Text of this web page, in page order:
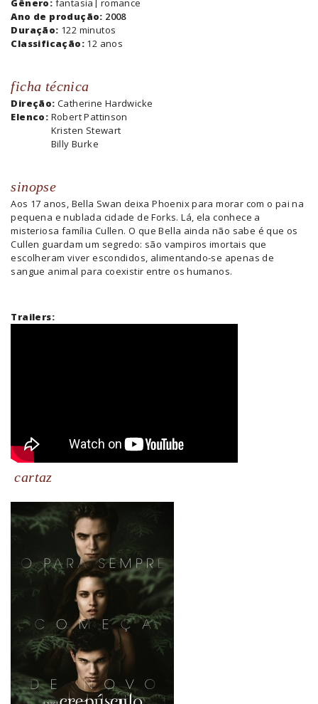
Gênero: fantasia
romance
Ano de produção: 2008
Duração: 122 minutos
Classificação: 12 anos
ficha técnica
Direção: Catherine Hardwicke
Elenco: Robert Pattinson
Kristen Stewart
Billy Burke
sinopse
Aos 17 anos, Bella Swan deixa Phoenix para morar com o pai na
pequena e nublada cidade de Forks. Lá, ela conhece a
misteriosa família Cullen. O que Bella ainda não sabe é que os
Cullen guardam um segredo: são vampiros imortais que
escolheram viver escondidos, alimentando-se apenas de
sangue animal para coexistir entre os humanos.
Trailers:
cartaz